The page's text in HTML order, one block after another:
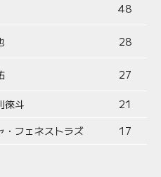
48
28
27
徠斗
21
・フェネストラズ 17